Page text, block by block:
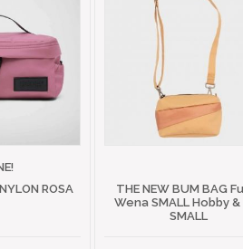
ROSA
THE NEW BUM BAG
Wena SMALL Hobby &
SMALL